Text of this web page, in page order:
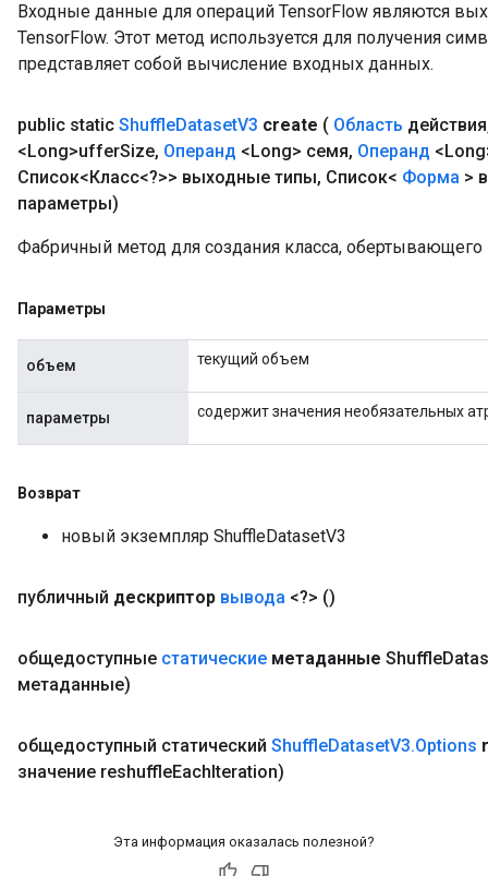
Входные данные для операций TensorFlow являются
TensorFlow. Этот метод используется для получения
представляет собой вычисление входных данных.
public static ShuffleDatasetV3 create ( Область действия
<Long>ufferSize, Операнд <Long> семя, Операнд
Список<Класс<?>> выходные типы, Список< Форма >
параметры)
Фабричный метод для создания класса,
Параметры
объем текущий объем
параметры содержит значения необязательных
Возврат
новый экземпляр ShuffleDatasetV3
публичный дескриптор вывода <?> ()
общедоступные статические метаданные Shuffle
метаданные)
общедоступный статический ShuffleDatasetV3.Options
значение reshuffleEachIteration)
Эта информация оказалась полезной?